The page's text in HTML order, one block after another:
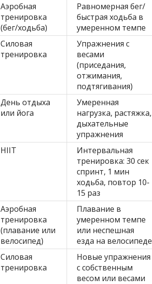
Аэробная
тренировка
(бег/ходьба)
Равномерная бег/
быстрая ходьба в
умеренном темпе
Силовая
тренировка
Упражнения с
весами
(приседания,
отжимания,
подтягивания)
День отдыха
или йога
Умеренная
нагрузка, растяжка,
дыхательные
упражнения
HIIT
Интервальная
тренировка: 30 сек
спринт, 1 мин
ходьба, повтор 10-
15 раз
Аэробная
тренировка
(плавание или
велосипед)
Плавание в
умеренном темпе
или неспешная
езда на велосипеде
Силовая
тренировка
Новые упражнения
с собственным
весом или весами